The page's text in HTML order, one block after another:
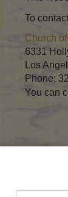
To
Church
6331
Los
Phone:
You can